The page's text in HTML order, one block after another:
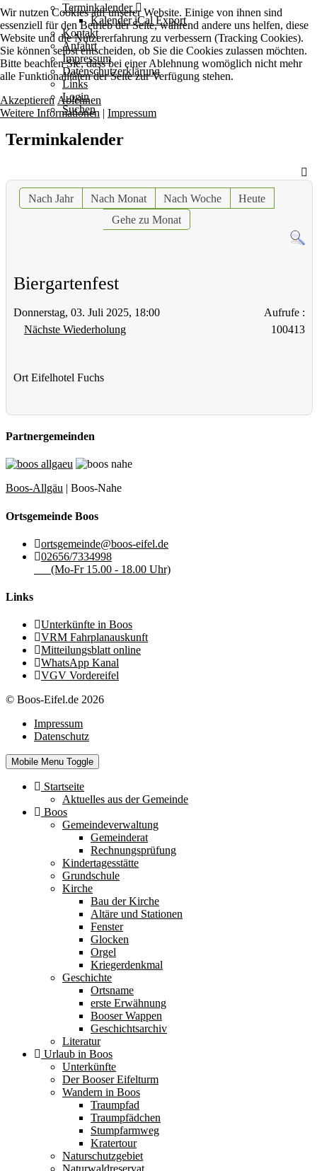
Terminkalender
Kalender iCal Export
Kontakt
Anfahrt
Impressum
Datenschutzerklärung
Links
Login
Suchen
Terminkalender
Nach Jahr Nach Monat Nach Woche
Heute
Gehe zu Monat
Biergartenfest
Donnerstag, 03. Juli 2025, 18:00
Nächste Wiederholung
Aufrufe:
100413
Ort Eifelhotel Fuchs
Partnergemeinden
Boos-Allgäu | Boos-Nahe
Ortsgemeinde Boos
ortsgemeinde@boos-eifel.de
02656/7334998
(Mo-Fr 15.00 - 18.00 Uhr)
Links
Unterkünfte in Boos
VRM Fahrplanauskunft
Mitteilungsblatt online
WhatsApp Kanal
VGV Vordereifel
© Boos-Eifel.de 2026
Impressum
Datenschutz
Mobile Menu Toggle
Startseite
Aktuelles aus der Gemeinde
Boos
Gemeindeverwaltung
Gemeinderat
Rechnungsprüfung
Kindertagesstätte
Grundschule
Kirche
Bau der Kirche
Altäre und Stationen
Fenster
Glocken
Orgel
Kriegerdenkmal
Geschichte
Ortsname
erste Erwähnung
Booser Wappen
Geschichtsarchiv
Literatur
Urlaub in Boos
Unterkünfte
Der Booser Eifelturm
Wandern in Boos
Traumpfad
Traumpfädchen
Stumpfarmweg
Kratertour
Naturschutzgebiet
Wir nutzen Cookies auf unserer Website. Einige von ihnen sind
essenziell für den Betrieb der Seite, während andere uns helfen, diese
Website und die Nutzererfahrung zu verbessern (Tracking Cookies).
Sie können selbst entscheiden, ob Sie die Cookies zulassen möchten.
Bitte beachten Sie, dass bei einer Ablehnung womöglich nicht mehr
alle Funktionalitäten der Seite zur Verfügung stehen.
Akzeptieren Ablehnen
Weitere Informationen | Impressum